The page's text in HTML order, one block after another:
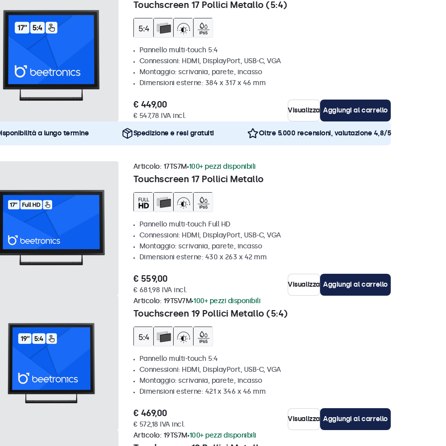
Touchscreen 17 Pollici Metallo (5:4)
Pannello multi-touch 5:4
Connessioni: HDMI, DisplayPort, USB-C, VGA
Montaggio: scrivania, parete, incasso
Dimensioni esterne: 384 x 317 x 46 mm
€ 449,00
€ 547,78 IVA incl.
Visualizza Aggiungi al carrello
a lungo termine Spedizione e resi gratuiti Oltre 5.000 recensioni, valutazione 4,8/5
Touchscreen 17 Pollici Metallo
Articolo: 17TS7M 100+ pezzi disponibili
Pannello multi-touch Full HD
Connessioni: HDMI, DisplayPort, USB-C, VGA
Montaggio: scrivania, parete, incasso
Dimensioni esterne: 430 x 263 x 42 mm
€ 559,00
€ 681,98 IVA incl.
Visualizza Aggiungi al carrello
Touchscreen 19 Pollici Metallo (5:4)
Articolo: 19TSV7M 100+ pezzi disponibili
Pannello multi-touch 5:4
Connessioni: HDMI, DisplayPort, USB-C, VGA
Montaggio: scrivania, parete, incasso
Dimensioni esterne: 421 x 346 x 46 mm
€ 469,00
€ 572,18 IVA incl.
Visualizza Aggiungi al carrello
Articolo: 19TS7M 100+ pezzi disponibili